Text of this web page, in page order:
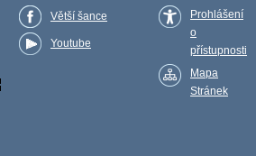
Větší šance
Youtube
Prohlášení
o
přístupnosti
Mapa
Stránek